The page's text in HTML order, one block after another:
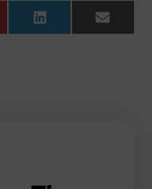
L
I
E
M